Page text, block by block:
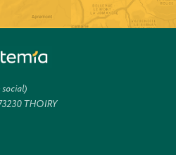
social)
THOIRY